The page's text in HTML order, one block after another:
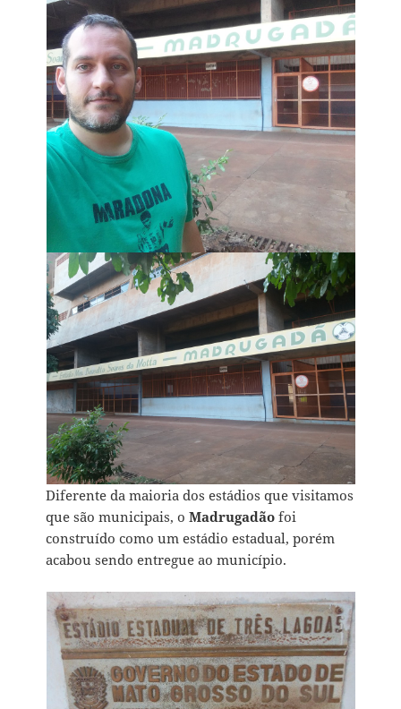
Diferente da maioria dos estádios que visitamos
que são municipais, oMadrugadão foi
construído como um estádio estadual, porém
acabou sendo entregue ao município.